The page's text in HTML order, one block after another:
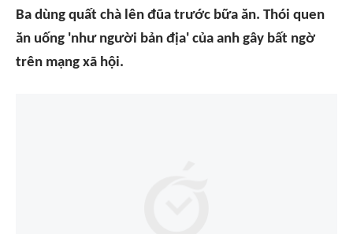
Ba dùng quất chà lên đũa trước bữa ăn. Thói quen
ăn uống 'như người bản địa' của anh gây bất ngờ
trên mạng xã hội.